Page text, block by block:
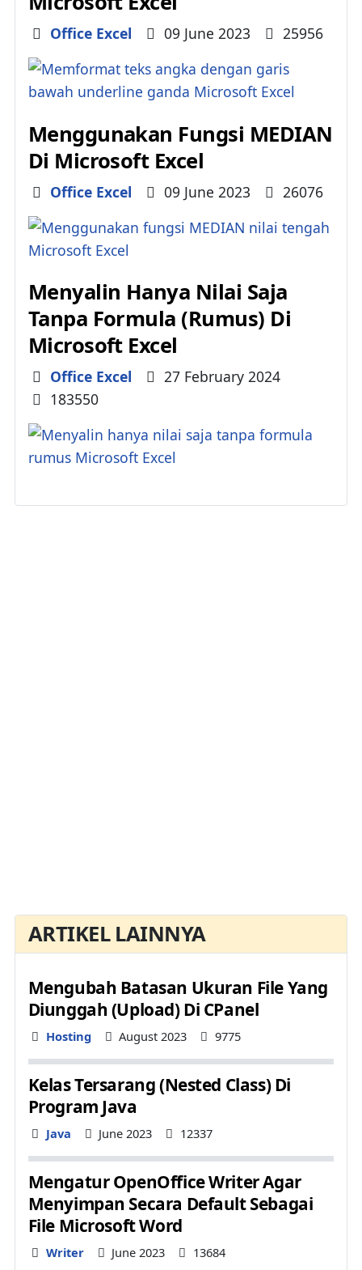
Details
Office Excel 09 June 2023 25956
Menggunakan Fungsi MEDIAN
Di Microsoft Excel
Details
Office Excel 09 June 2023 26076
Menyalin Hanya Nilai Saja
Tanpa Formula (Rumus) Di
Microsoft Excel
Details
Office Excel
27 February 2024
183550
ARTIKEL LAINNYA
Mengubah Batasan Ukuran File Yang
Diunggah (Upload) Di CPanel
Details
Hosting August 2023 9775
Kelas Tersarang (Nested Class) Di
Program Java
Details
Java June 2023 12337
Mengatur OpenOffice Writer Agar
Menyimpan Secara Default Sebagai
File Microsoft Word
Details
Writer June 2023 13684